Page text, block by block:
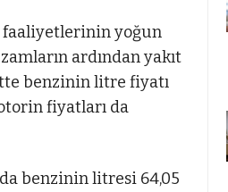
faaliyetlerinin yoğun
ardından yakıt
benzinin litre fiyatı
fiyatları da
benzinin litresi 64,05